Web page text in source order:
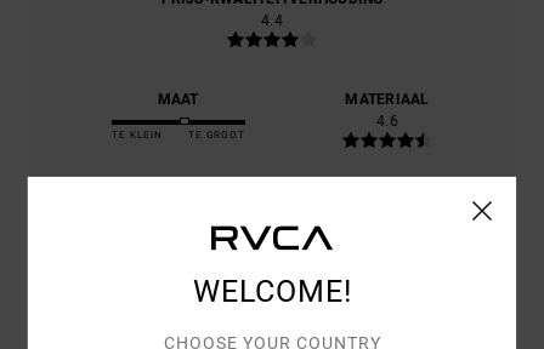
4.4
MAAT
TE KLEIN TE GROOT
MATERIAAL
4.6
4.8
WELCOME!
CHOOSE YOUR COUNTRY